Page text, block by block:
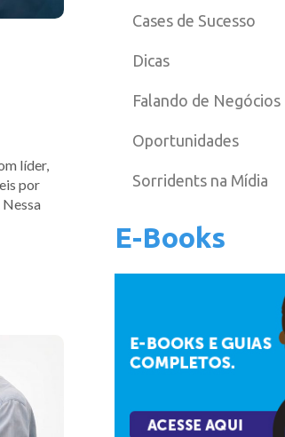
líder,
por
Nessa
Cases de Sucesso
Dicas
Falando de Negócios
Oportunidades
Sorridents na Mídia
E-Books